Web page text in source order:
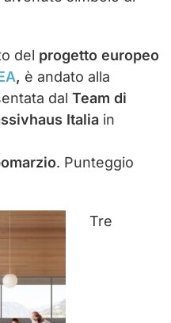
del progetto europeo
, è andato alla
dal Team di
Italia in
. Punteggio
Tre